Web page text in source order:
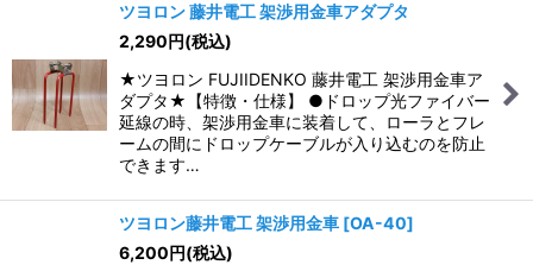
ツヨロン 藤井電工 架渉用金車アダプタ
2,290円(税込)
★ツヨロン FUJIIDENKO 藤井電工 架渉用金車ア
ダプタ★【特徴・仕様】 ●ドロップ光ファイバー
延線の時、架渉用金車に装着して、ローラとフレ
ームの間にドロップケーブルが入り込むのを防止
できます…
ツヨロン藤井電工 架渉用金車 [OA-40]
6,200円(税込)